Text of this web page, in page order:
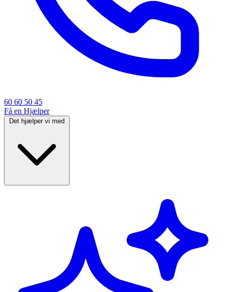
60 60 50 45
Få en Hjælper
Det hjælper vi med